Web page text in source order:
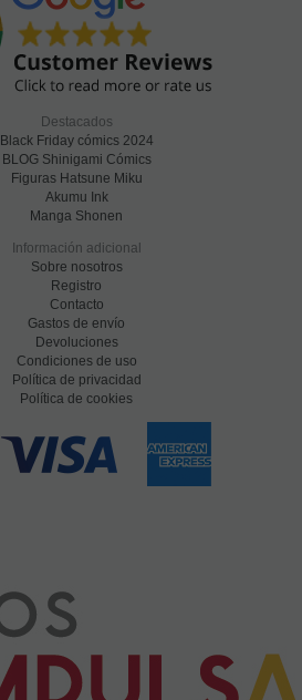
Destacados
Black Friday cómics 2024
BLOG Shinigami Cómics
Figuras Hatsune Miku
Akumu Ink
Manga Shonen
Información adicional
Sobre nosotros
Registro
Contacto
Gastos de envío
Devoluciones
Condiciones de uso
Política de privacidad
Política de cookies